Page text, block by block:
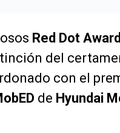
Red Dot
del
con el
de Hyundai